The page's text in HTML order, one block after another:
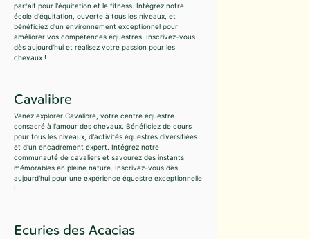
parfait pour l'équitation et le fitness. Intégrez notre
école d'équitation, ouverte à tous les niveaux, et
bénéficiez d'un environnement exceptionnel pour
améliorer vos compétences équestres. Inscrivez-vous
dès aujourd'hui et réalisez votre passion pour les
chevaux !
Cavalibre
Venez explorer Cavalibre, votre centre équestre
consacré à l'amour des chevaux. Bénéficiez de cours
pour tous les niveaux, d'activités équestres diversifiées
et d'un encadrement expert. Intégrez notre
communauté de cavaliers et savourez des instants
mémorables en pleine nature. Inscrivez-vous dès
aujourd'hui pour une expérience équestre exceptionnelle
!
Ecuries des Acacias